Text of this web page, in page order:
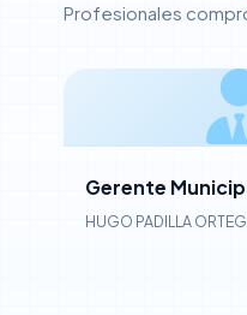
Profesionales
Gerente
HUGO PADILLA